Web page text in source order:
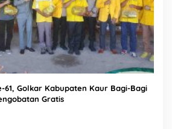
61, Golkar Kabupaten Kaur Bagi-Bagi
Gratis